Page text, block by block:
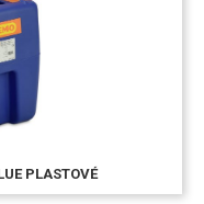
PLASTOVÉ